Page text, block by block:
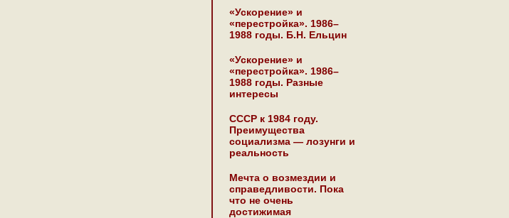
«Ускорение» и
«перестройка». 1986–
1988 годы. Б.Н. Ельцин
«Ускорение» и
«перестройка». 1986–
1988 годы. Разные
интересы
СССР к 1984 году.
Преимущества
социализма — лозунги и
реальность
Мечта о возмездии и
справедливости. Пока
что не очень
достижимая